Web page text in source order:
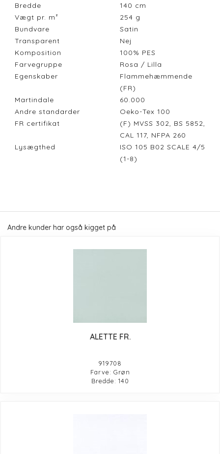
Bredde 140 cm
Vægt pr. m²
254 g
Bundvare
Satin
Transparent
Nej
Komposition
100% PES
Farvegruppe
Rosa / Lilla
Egenskaber
Flammehæmmende
(FR)
Martindale
60.000
Andre standarder
Oeko-Tex 100
FR certifikat
(F) MVSS 302, BS 5852,
CAL 117, NFPA 260
Lysægthed
ISO 105 B02 SCALE 4/5
(1-8)
Andre kunder har også kigget på
ALETTE FR.
919708
Farve: Grøn
Bredde: 140